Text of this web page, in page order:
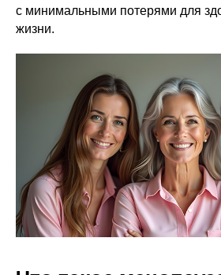
с минимальными потерями для
жизни.